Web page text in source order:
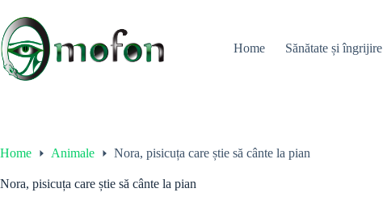
content
Home
Sănătate și îngrijire
Home Animale Nora, pisicuța care știe să cânte la pian
Nora, pisicuța care știe să cânte la pian